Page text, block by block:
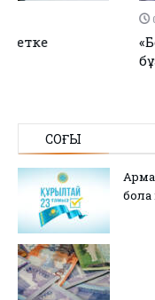
«Белсенді
бұзушылық
СОҢҒЫ
бола